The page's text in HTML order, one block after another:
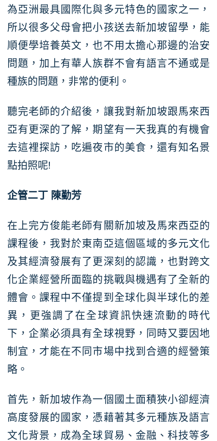
為亞洲最具國際化與多元特色的國家之一，
所以很多父母會把小孩送去新加坡留學，能
順便學培養英文，也不用太擔心那邊的治安
問題，加上有華人族群不會有語言不通或是
種族的問題，非常的便利。
聽完老師的介紹後，讓我對新加坡跟馬來西
亞有更深的了解，期望有一天我真的有機會
去這裡探訪，吃遍夜市的美食，還有知名景
點拍照呢!
企管二丁 陳勤芳
在上完方俊能老師有關新加坡及馬來西亞的
課程後，我對於東南亞這個區域的多元文化
及其經濟發展有了更深刻的認識，也對跨文
化企業經營所面臨的挑戰與機遇有了全新的
體會。課程中不僅提到全球化與半球化的差
異，更強調了在全球資訊快速流動的時代
下，企業必須具有全球視野，同時又要因地
制宜，才能在不同市場中找到合適的經營策
略。
首先，新加坡作為一個國土面積狹小卻經濟
高度發展的國家，憑藉著其多元種族及語言
文化背景，成為全球貿易、金融、科技等多